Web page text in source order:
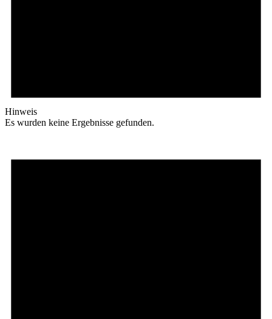
Hinweis
Es wurden keine Ergebnisse gefunden.